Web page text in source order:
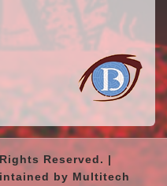
Reserved. |
by Multitech